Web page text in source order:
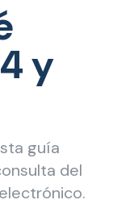
y
guía
del